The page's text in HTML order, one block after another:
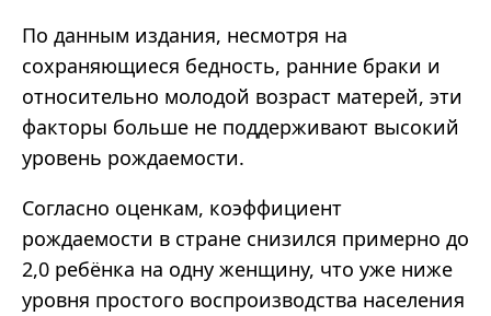
По данным издания, несмотря на
сохраняющиеся бедность, ранние браки и
относительно молодой возраст матерей, эти
факторы больше не поддерживают высокий
уровень рождаемости.
Согласно оценкам, коэффициент
рождаемости в стране снизился примерно до
2,0 ребёнка на одну женщину, что уже ниже
уровня простого воспроизводства населения